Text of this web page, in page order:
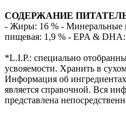
СОДЕРЖАНИЕ
- Жиры: 16 % - Минеральные
пищевая: 1,9 % - EPA & DHA:
*L.I.P.: специально
усвояемости. Хранить в
Информация об
является справочной. Вся
представлена